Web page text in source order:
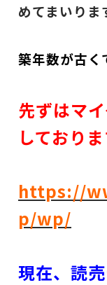
めてまいりま
築年数が古く
先ずはマ
しておりま
https://
p/wp/
現在、読